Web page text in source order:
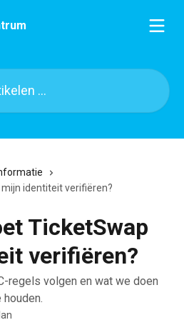
identiteit verifiëren?
TicketSwap
verifiëren?
regels volgen en wat we doen